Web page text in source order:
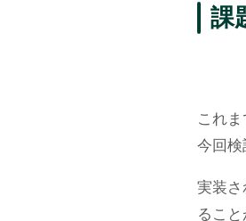
課
これ
今回検
実装
ること